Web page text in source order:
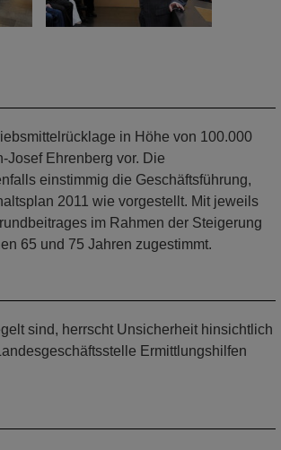
in Höhe von 100.000
Josef Ehrenberg vor. Die
einstimmig die Geschäftsführung,
2011 wie vorgestellt. Mit jeweils
im Rahmen der Steigerung
65 und 75 Jahren zugestimmt.
sind, herrscht Unsicherheit hinsichtlich
Ermittlungshilfen